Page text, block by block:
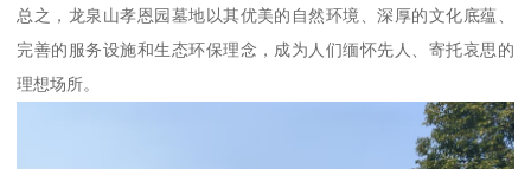
总之，龙泉山孝恩园墓地以其优美的自然环境、深厚的文化底蕴、
完善的服务设施和生态环保理念，成为人们缅怀先人、寄托哀思的
理想场所。